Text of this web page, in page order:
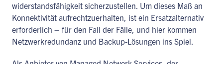
widerstandsfähigkeit sicherzustellen. Um dieses Maß an
Konnektivität aufrechtzuerhalten, ist ein Ersatzalternativ
erforderlich – für den Fall der Fälle, und hier kommen
Netzwerkredundanz und Backup-Lösungen ins Spiel.